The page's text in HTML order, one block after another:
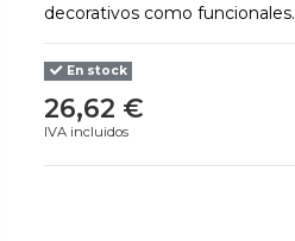
decorativos como funcionales.
En stock
26,62 €
IVA incluidos